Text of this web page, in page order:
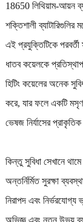
18650 লিথিয়াম-আয়ন
শক্তিশালী
এই প্রযুক্তিটিকে পরবর্তী
ধাতব কয়েলকে
হিটিং কয়েলের অনেক
করে, যার ফলে একটি
ভেষজ নির্যাসের
কিন্তু সুবিধা সেখানে
অন্তর্নির্মিত সুরক্ষা
নিরাপদ এবং নির্ভরযোগ্য
অভিজ্ঞ এবং নতুন উভয়